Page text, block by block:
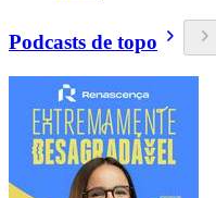
Podcasts de topo